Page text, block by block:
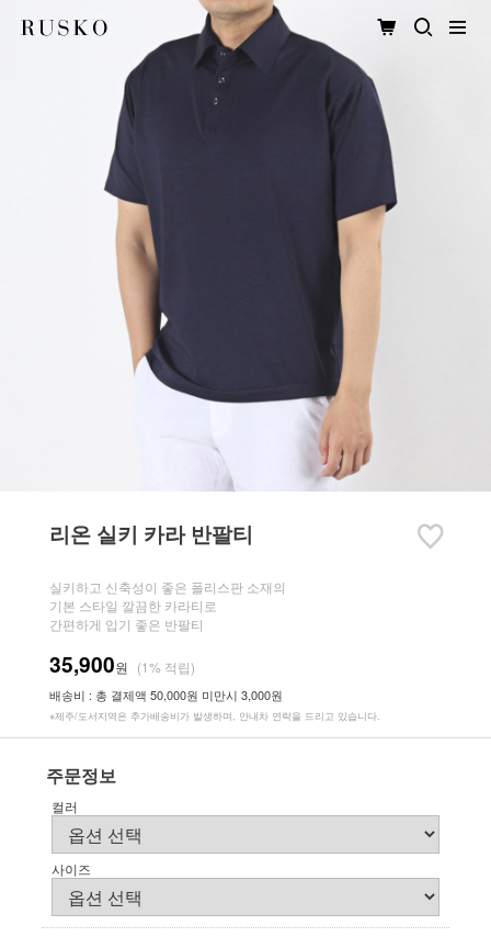
리온 실키 카라 반팔티
실키하고 신축성이 좋은 폴리스판 소재의
기본 스타일 깔끔한 카라티로
간편하게 입기 좋은 반팔티
35,900원 (1% 적립)
배송비 : 총 결제액 50,000원 미만시 3,000원
※제주/도서지역은 추가배송비가 발생하며, 안내차 연락을 드리고 있습니다.
주문정보
컬러
사이즈